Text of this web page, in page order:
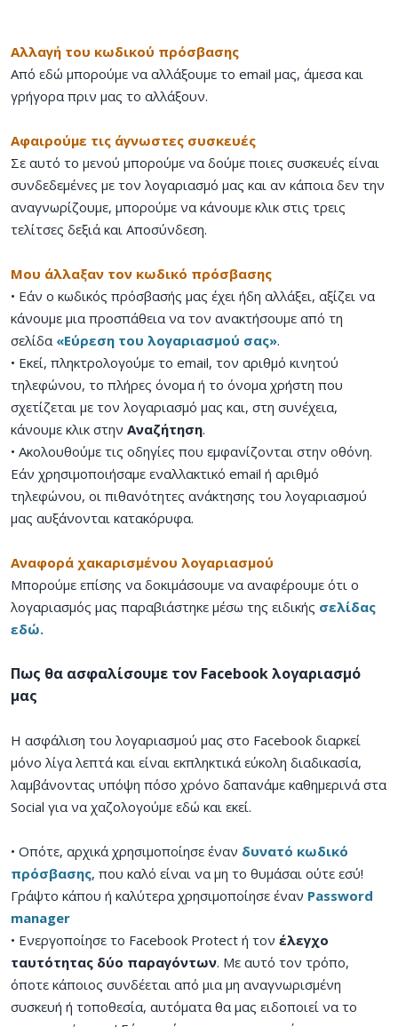
Αλλαγή του κωδικού πρόσβασης
Από εδώ μπορούμε να αλλάξουμε το email μας, άμεσα και
γρήγορα πριν μας το αλλάξουν.
Αφαιρούμε τις άγνωστες συσκευές
Σε αυτό το μενού μπορούμε να δούμε ποιες συσκευές είναι
συνδεδεμένες με τον λογαριασμό μας και αν κάποια δεν την
αναγνωρίζουμε, μπορούμε να κάνουμε κλικ στις τρεις
τελίτσες δεξιά και Αποσύνδεση.
Μου άλλαξαν τον κωδικό πρόσβασης
• Εάν ο κωδικός πρόσβασής μας έχει ήδη αλλάξει, αξίζει να
κάνουμε μια προσπάθεια να τον ανακτήσουμε από τη
σελίδα «Εύρεση του λογαριασμού σας».
• Εκεί, πληκτρολογούμε το email, τον αριθμό κινητού
τηλεφώνου, το πλήρες όνομα ή το όνομα χρήστη που
σχετίζεται με τον λογαριασμό μας και, στη συνέχεια,
κάνουμε κλικ στην Αναζήτηση.
• Ακολουθούμε τις οδηγίες που εμφανίζονται στην οθόνη.
Εάν χρησιμοποιήσαμε εναλλακτικό email ή αριθμό
τηλεφώνου, οι πιθανότητες ανάκτησης του λογαριασμού
μας αυξάνονται κατακόρυφα.
Αναφορά χακαρισμένου λογαριασμού
Μπορούμε επίσης να δοκιμάσουμε να αναφέρουμε ότι ο
λογαριασμός μας παραβιάστηκε μέσω της ειδικής σελίδας
εδώ.
Πως θα ασφαλίσουμε τον Facebook λογαριασμό
μας
Η ασφάλιση του λογαριασμού μας στο Facebook διαρκεί
μόνο λίγα λεπτά και είναι εκπληκτικά εύκολη διαδικασία,
λαμβάνοντας υπόψη πόσο χρόνο δαπανάμε καθημερινά στα
Social για να χαζολογούμε εδώ και εκεί.
• Οπότε, αρχικά χρησιμοποίησε έναν δυνατό κωδικό
πρόσβασης, που καλό είναι να μη το θυμάσαι ούτε εσύ!
Γράψτο κάπου ή καλύτερα χρησιμοποίησε έναν Password
manager
• Ενεργοποίησε το Facebook Protect ή τον έλεγχο
ταυτότητας δύο παραγόντων. Με αυτό τον τρόπο,
όποτε κάποιος συνδέεται από μια μη αναγνωρισμένη
συσκευή ή τοποθεσία, αυτόματα θα μας ειδοποιεί να το